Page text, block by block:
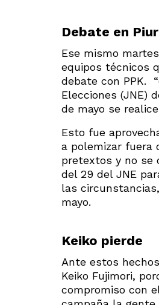
Debate en
Ese mismo
equipos técnicos
debate con PPK.
Elecciones (JNE)
de mayo se
Esto fue
a polemizar fuera
pretextos y no se
del 29 del JNE
las
mayo.
Keiko pierde
Ante estos
Keiko Fujimori,
compromiso con